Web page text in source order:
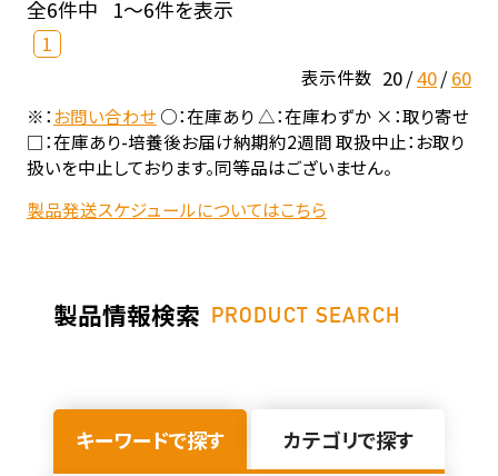
全6件中 1～6件を表示
1
表示件数 20 40 60
※：お問い合わせ○：在庫あり △：在庫わずか ×：取り寄せ
□：在庫あり-培養後お届け納期約2週間 取扱中止：お取り
扱いを中止しております。同等品はございません。
製品発送スケジュールについてはこちら
製品情報検索 PRODUCT SEARCH
キーワードで探す カテゴリで探す